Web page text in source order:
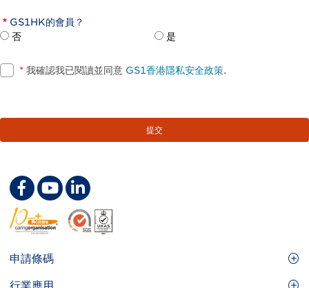
GS1HK的會員？
否
是
* 我確認我已閱讀並同意 GS1香港隱私安全政策.
Footer
Site
申請條碼
GS1條碼